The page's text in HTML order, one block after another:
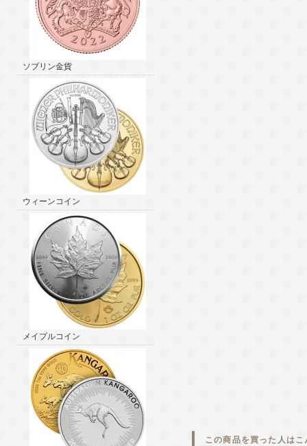
ソブリン金貨
ウィーンコイン
メイプルコイン
この商品を買った人は